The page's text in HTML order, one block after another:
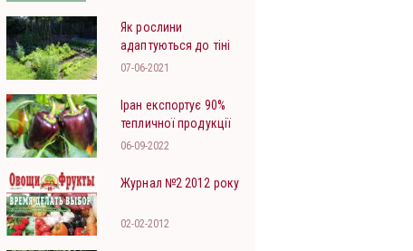
Як рослини
адаптуються до тіні
07-06-2021
Іран експортує 90%
тепличної продукції
06-09-2022
Журнал №2 2012 року
02-02-2012